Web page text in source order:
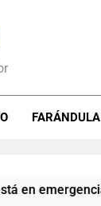
FARÁNDULA